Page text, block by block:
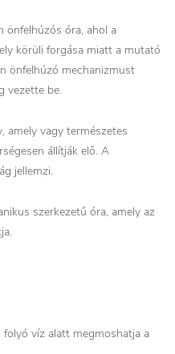
önfelhúzós óra, ahol a
körüli forgása miatt a mutató
önfelhúzó mechanizmust
vezette be.
amely vagy természetes
állítják elő. A
jellemzi.
szerkezetű óra, amely az
víz alatt megmoshatja a